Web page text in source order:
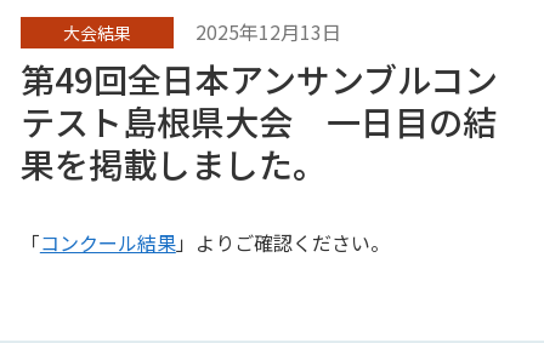
大会結果 2025年12月13日
第49回全日本アンサンブルコン
テスト島根県大会 一日目の結
果を掲載しました。
「コンクール結果」よりご確認ください。